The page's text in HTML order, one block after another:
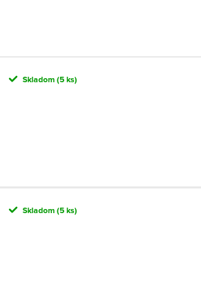
Skladom(5 ks)
Skladom(5 ks)